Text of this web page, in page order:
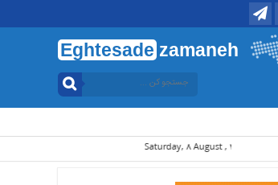
Eghtesade zamaneh